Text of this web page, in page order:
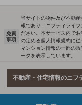
免責
事項
当サイトの物件及び不動
報であり、ニフティライ
ださい。本サービス内で
の定める個人情報規約に従
マンション情報の一部の
ータを表示しています。
不動産・住宅情報のニフ